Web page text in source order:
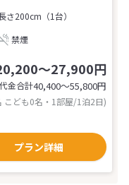
さ200cm（1台）
禁煙
～27,900円
金合計40,400〜55,800円
こども0名・1部屋/1泊2日)
プラン詳細